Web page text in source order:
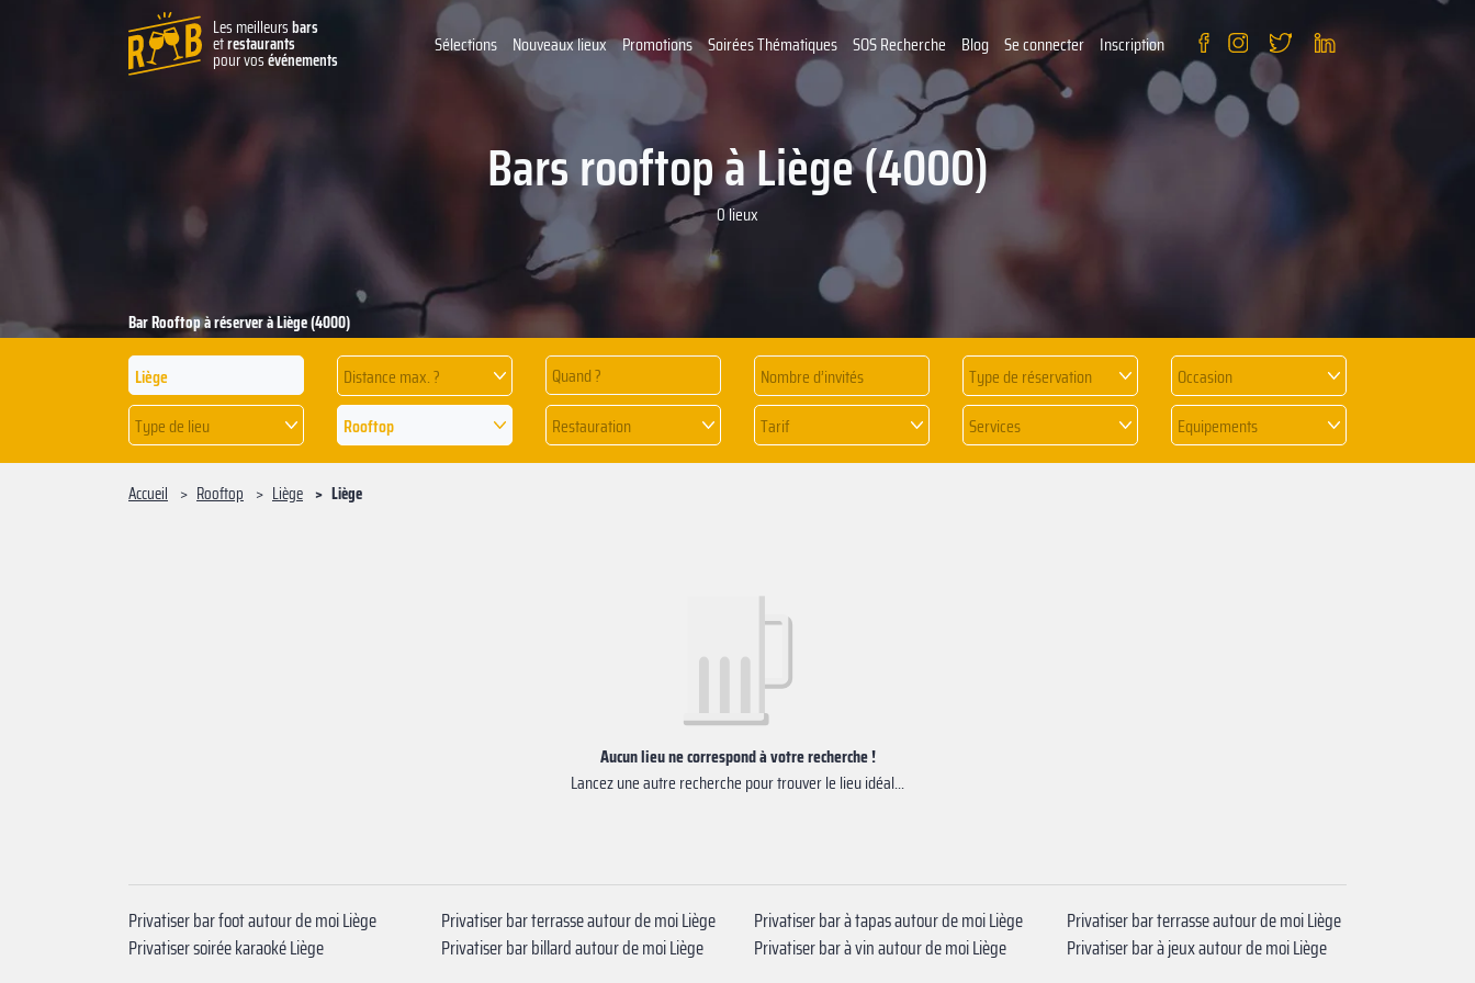
Les meilleursbars
etrestaurants
pour vosévénements
Sélections Nouveaux lieux Promotions Soirées Thématiques SOS Recherche Blog Se connecter Inscription
Bars rooftop à Liège (4000)
0 lieux
Distance max. ? Quand ? Type de réservation
Occasion
Type de lieu
Rooftop Restauration Tarif Services Equipements
Bar Rooftop à réserver à Liège (4000)
Accueil Rooftop Liège Liège
Aucun lieu ne correspond à votre recherche !
Lancez une autre recherche pour trouver le lieu idéal...
Privatiser bar foot autour de moi Liège Privatiser bar terrasse autour de moi Liège Privatiser bar à tapas autour de moi Liège
Privatiser bar terrasse autour de moi Liège
Privatiser soirée karaoké Liège
Privatiser bar billard autour de moi Liège Privatiser bar à vin autour de moi Liège Privatiser bar à jeux autour de moi Liège